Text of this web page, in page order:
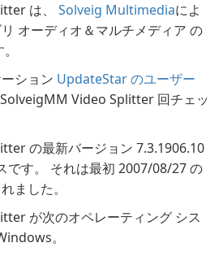
は、 Solveig Multimediaによ
オーディオ＆マルチメディア の
ション UpdateStar のユーザー
Video Splitter 回チェッ
の最新バージョン 7.3.1906.10
です。 それは最初 2007/08/27 の
ました。
が次のオペレーティング シス
。